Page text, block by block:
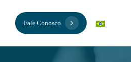
Fale Conosco